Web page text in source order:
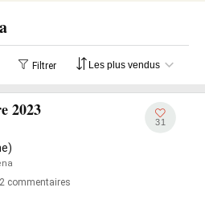
Filtrer
2023
commentaires
31